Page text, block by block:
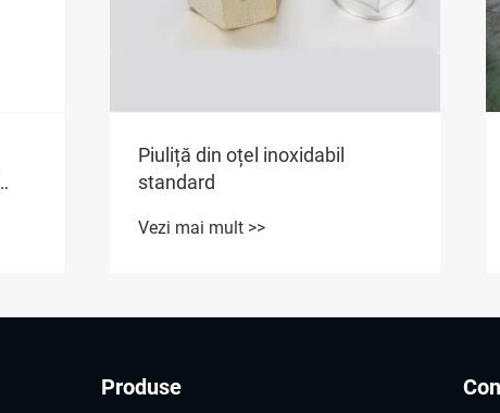
Piuliță din oțel inoxidabil
standard
Vezi mai mult >>
Produse